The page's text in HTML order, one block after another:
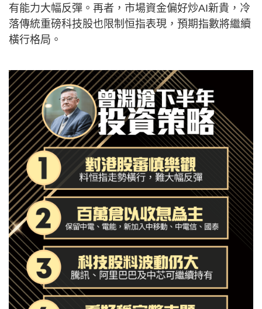
有能力大幅反彈。再者，市場資金偏好炒AI新貴，冷
落傳統重磅科技股也限制恒指表現，預期指數將繼續
橫行格局。